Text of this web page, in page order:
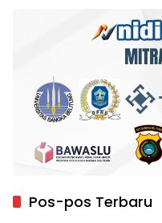
Pos-pos Terbaru